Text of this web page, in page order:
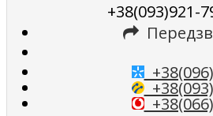
+38(093)921-